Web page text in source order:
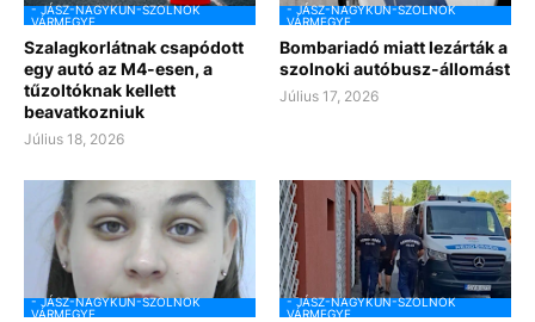
- JÁSZ-NAGYKUN-SZOLNOK
VÁRMEGYE
Szalagkorlátnak csapódott
egy autó az M4-esen, a
tűzoltóknak kellett
beavatkozniuk
Július 18, 2026
- JÁSZ-NAGYKUN-SZOLNOK
VÁRMEGYE
Bombariadó miatt lezárták a
szolnoki autóbusz-állomást
Július 17, 2026
- JÁSZ-NAGYKUN-SZOLNOK
VÁRMEGYE
- JÁSZ-NAGYKUN-SZOLNOK
VÁRMEGYE